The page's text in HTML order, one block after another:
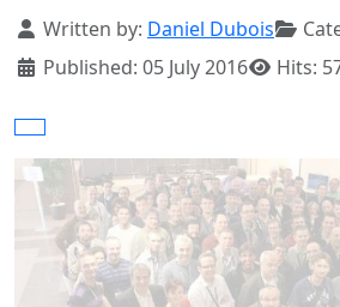
Details
Written by: Daniel Dubois
Published: 05 July 2016
Hits: